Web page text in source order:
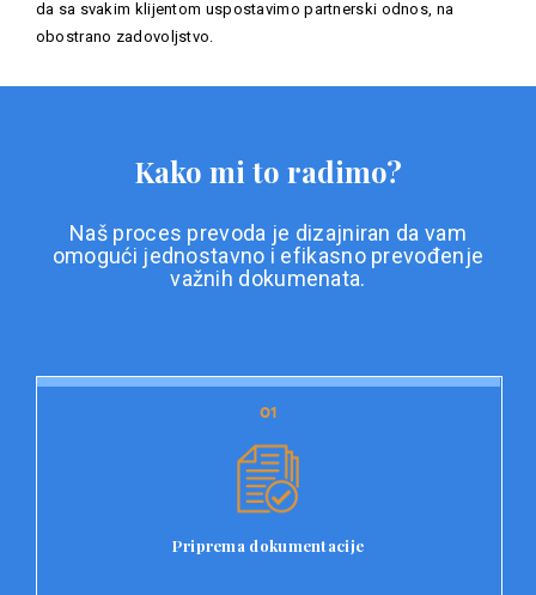
da sa svakim klijentom uspostavimo partnerski odnos, na
obostrano zadovoljstvo.
Kako mi to radimo?
Naš proces prevoda je dizajniran da vam
omogući jednostavno i efikasno prevođenje
važnih dokumenata.
01
Priprema dokumentacije
01
Prvi korak u našem procesu prevoda je priprema
dokumentacije. Korisnici jednostavno učitavaju svoje
dokumenta, kao i specifične zahtjeve za prevod.